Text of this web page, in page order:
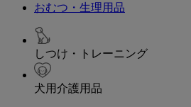
おむつ・生理用品
しつけ・トレーニング
犬用介護用品